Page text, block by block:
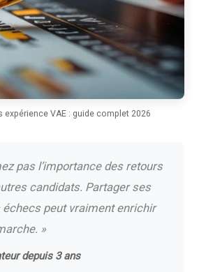
expérience VAE : guide complet 2026
pas l’importance des retours
candidats. Partager ses
peut vraiment enrichir
»
depuis 3 ans